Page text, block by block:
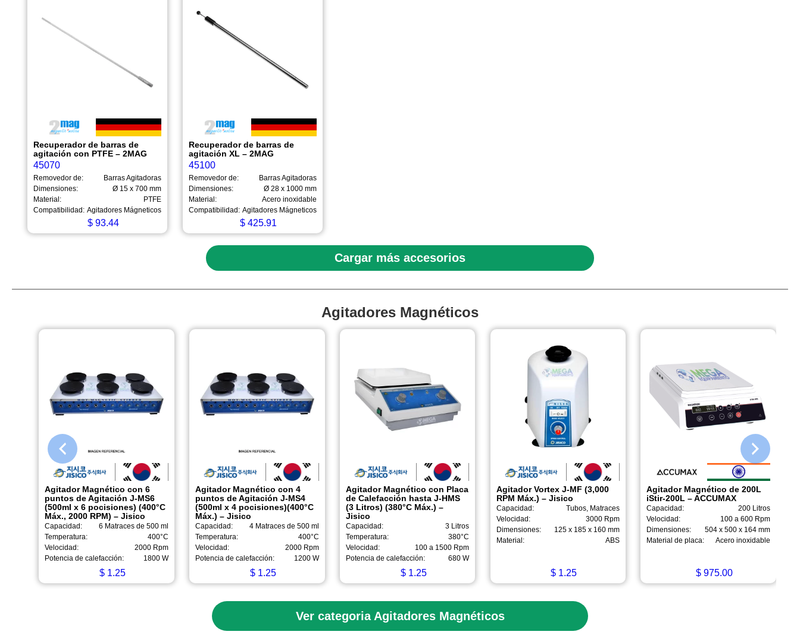
Recuperador de barras de
agitación con PTFE – 2MAG
45070
Removedor de:
Barras Agitadoras
Dimensiones:
Ø 15 x 700 mm
Material:
PTFE
Compatibilidad: Agitadores Mágneticos
$93.44
Recuperador de barras de
agitación XL – 2MAG
45100
Removedor de:
Barras Agitadoras
Dimensiones:
Ø 28 x 1000 mm
Material:
Acero inoxidable
Compatibilidad: Agitadores Mágneticos
$ 425.91
Cargar más accesorios
Agitadores Magnéticos
Agitador Magnético con 6
puntos de Agitación J-MS6
(500ml x 6 pocisiones) (400°C
Máx., 2000 RPM) – Jisico
Capacidad:
6 Matraces de 500 ml
Temperatura:
400°C
Velocidad:
2000 Rpm
Potencia de calefacción:
1800 W
$ 1.25
Agitador Magnético con 4
puntos de Agitación J-MS4
(500ml x 4 pocisiones)(400°C
Máx.) – Jisico
Capacidad:
4 Matraces de 500 ml
Temperatura:
400°C
Velocidad:
2000 Rpm
Potencia de calefacción:
1200 W
$1.25
Agitador Magnético con Placa
de Calefacción hasta J-HMS
(3 Litros) (380°C Máx.) –
Jisico
Capacidad:
3 Litros
Temperatura:
380°C
Velocidad:
100 a 1500 Rpm
Potencia de calefacción:
680 W
$1.25
Agitador Vortex J-MF (3,000
RPM Máx.) – Jisico
Capacidad:
Tubos, Matraces
Velocidad:
3000 Rpm
Dimensiones:
125 x 185 x 160 mm
Material:
ABS
$ 1.25
Agitador Magnético de 200L
iStir-200L – ACCUMAX
Capacidad:
200 Litros
Velocidad:
100 a 600 Rpm
Dimensiones:
504 x 500 x 164 mm
Material de placa:
Acero inoxidable
$ 975.00
Ver categoria Agitadores Magnéticos